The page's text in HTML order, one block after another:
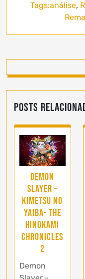
Tags:análise,
Posts
Demon
Slayer -
Kimetsu no
Yaiba- The
Hinokami
Chronicles
2
Demon